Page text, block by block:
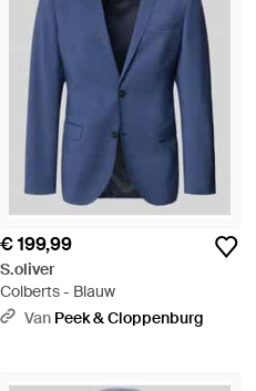
€ 199,99
S.oliver
Colberts - Blauw
Van Peek & Cloppenburg